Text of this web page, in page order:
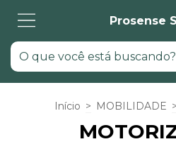
Prosense
Início > MOBILIDADE >